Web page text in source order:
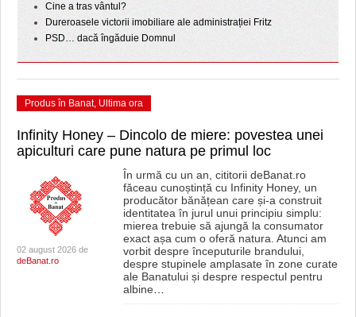
Cine a tras vântul?
Dureroasele victorii imobiliare ale administrației Fritz
PSD… dacă îngăduie Domnul
Produs în Banat, Ultima ora
Infinity Honey – Dincolo de miere: povestea unei
apiculturi care pune natura pe primul loc
02 august 2026 de
deBanat.ro
În urmă cu un an, cititorii deBanat.ro
făceau cunoștință cu Infinity Honey, un
producător bănățean care și-a construit
identitatea în jurul unui principiu simplu:
mierea trebuie să ajungă la consumator
exact așa cum o oferă natura. Atunci am
vorbit despre începuturile brandului,
despre stupinele amplasate în zone curate
ale Banatului și despre respectul pentru
albine…